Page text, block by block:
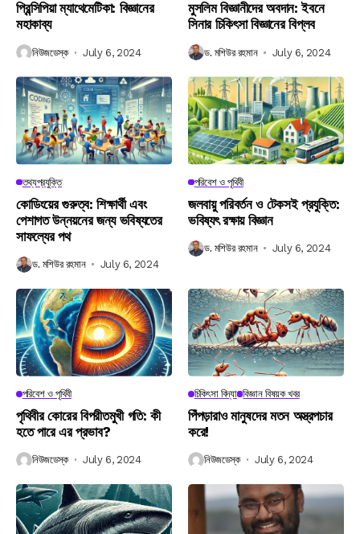
প্রিন্সিপিয়া ম্যাথেমেটিকা: বিজ্ঞানের
মহাকাব্য
নিউজডেস্ক July 6, 2024
মুসলিম বিজ্ঞানীদের অবদান: ইবনে
সিনার চিকিৎসা বিজ্ঞানের বিপ্লব
ড. মশিউর রহমান July 6, 2024
তথ্যপ্রযুক্তি
কোডিংয়ের গুরুত্ব: শিক্ষার্থী এবং
পেশাগত উন্নয়নের জন্য ভবিষ্যতের
সাফল্যের পথ
ড. মশিউর রহমান July 6, 2024
পরিবেশ ও পৃথিবী
জলবায়ু পরিবর্তন ও টেকসই প্রযুক্তি:
ভবিষ্যৎ রক্ষায় বিজ্ঞান
ড. মশিউর রহমান July 6, 2024
পরিবেশ ও পৃথিবী
পৃথিবীর কোরের বিপরীতমুখী গতি: কী
হতে পারে এর প্রভাব?
নিউজডেস্ক July 6, 2024
চিকিৎসা বিদ্যা বিজ্ঞান বিষয়ক খবর
পিঁপড়ারাও মানুষদের মতন অস্ত্রপচার
করে!
নিউজডেস্ক July 6, 2024